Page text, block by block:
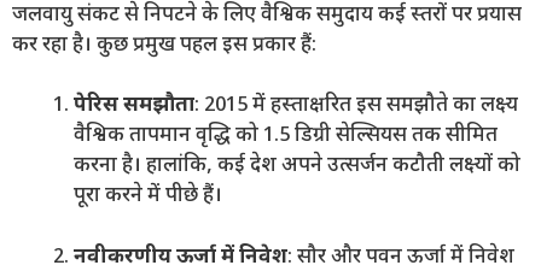
जलवायु संकट से निपटने के लिए वैश्विक समुदाय कई स्तरों पर प्रयास
कर रहा है। कुछ प्रमुख पहल इस प्रकार हैं:
पेरिस समझौता: 2015 में हस्ताक्षरित इस समझौते का लक्ष्य
वैश्विक तापमान वृद्धि को 1.5 डिग्री सेल्सियस तक सीमित
करना है। हालांकि, कई देश अपने उत्सर्जन कटौती लक्ष्यों को
पूरा करने में पीछे हैं।
नवीकरणीय ऊर्जा में निवेश: सौर और पवन ऊर्जा में निवेश